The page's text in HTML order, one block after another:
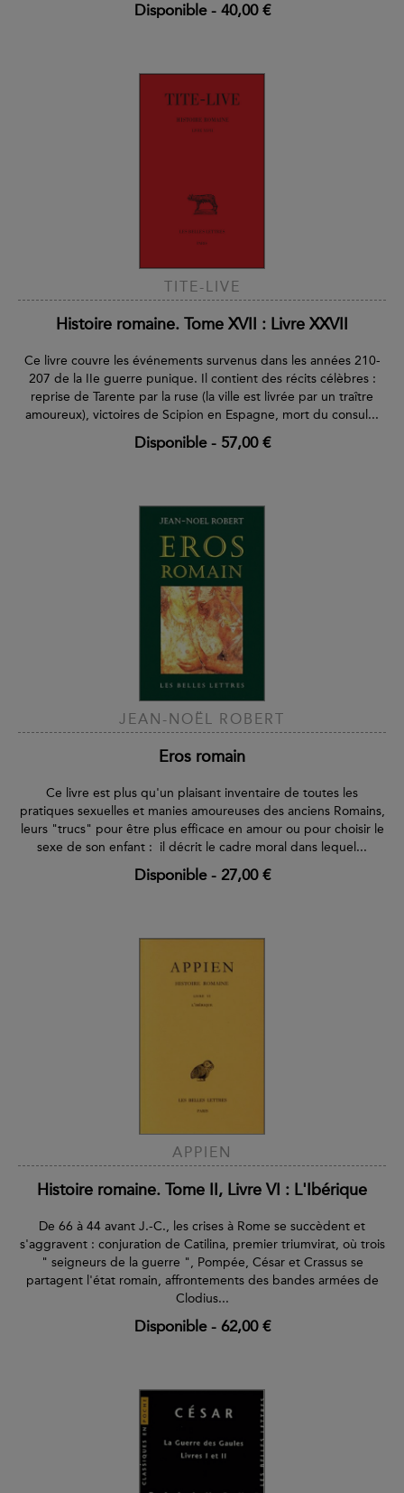
Disponible- 40,00 €
TITE-LIVE
Histoire romaine. Tome XVII : Livre XXVII
Ce livre couvre les événements survenus dans les années 210-
207 de la IIe guerre punique. Il contient des récits célèbres :
reprise de Tarente par la ruse (la ville est livrée par un traître
amoureux), victoires de Scipion en Espagne, mort du consul...
Disponible- 57,00 €
JEAN-NOËL ROBERT
Eros romain
Ce livre est plus qu'un plaisant inventaire de toutes les
pratiques sexuelles et manies amoureuses des anciens Romains,
leurs "trucs" pour être plus efficace en amour ou pour choisir le
sexe de son enfant : il décrit le cadre moral dans lequel...
Disponible- 27,00 €
APPIEN
Histoire romaine. Tome II, Livre VI : L'Ibérique
De 66 à 44 avant J.-C., les crises à Rome se succèdent et
s'aggravent : conjuration de Catilina, premier triumvirat, où trois
" seigneurs de la guerre ", Pompée, César et Crassus se
partagent l'état romain, affrontements des bandes armées de
Clodius...
Disponible- 62,00 €